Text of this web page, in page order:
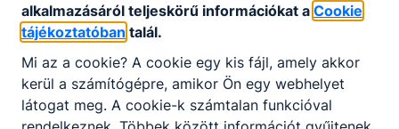
alkalmazásáról teljeskörű információkat a Cookie
tájékoztatóban talál.
Mi az a cookie? A cookie egy kis fájl, amely akkor
kerül a számítógépre, amikor Ön egy webhelyet
látogat meg. A cookie-k számtalan funkcióval